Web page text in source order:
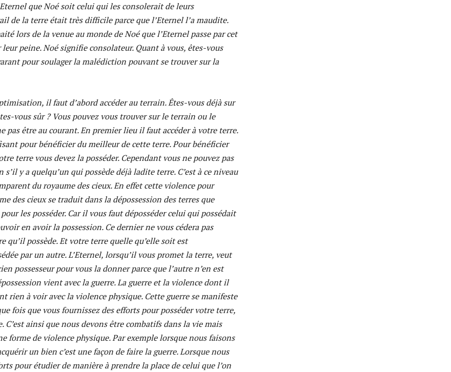
que Noé soit celui qui les consolerait de leurs
de la terre était très difficile parce que l’Eternel l’a maudite.
lors de la venue au monde de Noé que l’Eternel passe par cet
peine. Noé signifie consolateur. Quant à vous, êtes-vous
pour soulager la malédiction pouvant se trouver sur la
il faut d’abord accéder au terrain. Êtes-vous déjà sur
vous sûr ? Vous pouvez vous trouver sur le terrain ou le
pas être au courant. En premier lieu il faut accéder à votre terre.
pour bénéficier du meilleur de cette terre. Pour bénéficier
terre vous devez la posséder. Cependant vous ne pouvez pas
s’il y a quelqu’un qui possède déjà ladite terre. C’est à ce niveau
du royaume des cieux. En effet cette violence pour
des cieux se traduit dans la dépossession des terres que
les posséder. Car il vous faut déposséder celui qui possédait
en avoir la possession. Ce dernier ne vous cédera pas
qu’il possède. Et votre terre quelle qu’elle soit est
par un autre. L’Eternel, lorsqu’il vous promet la terre, veut
possesseur pour vous la donner parce que l’autre n’en est
vient avec la guerre. La guerre et la violence dont il
rien à voir avec la violence physique. Cette guerre se manifeste
fois que vous fournissez des efforts pour posséder votre terre,
C’est ainsi que nous devons être combatifs dans la vie mais
forme de violence physique. Par exemple lorsque nous faisons
un bien c’est une façon de faire la guerre. Lorsque nous
pour étudier de manière à prendre la place de celui que l’on